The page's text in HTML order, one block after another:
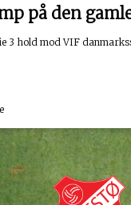
på den
3 hold mod VIF